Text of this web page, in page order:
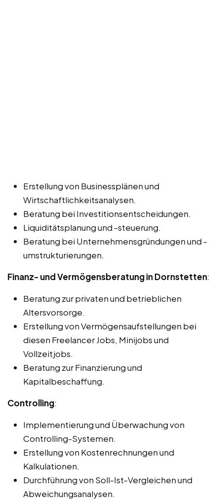
Erstellung von Businessplänen und
Wirtschaftlichkeitsanalysen.
Beratung bei Investitionsentscheidungen.
Liquiditätsplanung und -steuerung.
Beratung bei Unternehmensgründungen und -
umstrukturierungen.
Finanz- und Vermögensberatung in Dornstetten:
Beratung zur privaten und betrieblichen
Altersvorsorge.
Erstellung von Vermögensaufstellungen bei
diesen Freelancer Jobs, Minijobs und
Vollzeitjobs.
Beratung zur Finanzierung und
Kapitalbeschaffung.
Controlling:
Implementierung und Überwachung von
Controlling-Systemen.
Erstellung von Kostenrechnungen und
Kalkulationen.
Durchführung von Soll-Ist-Vergleichen und
Abweichungsanalysen.